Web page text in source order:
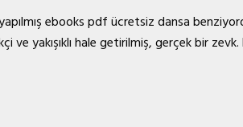
ebooks pdf ücretsiz dansa
yakışıklı hale getirilmiş, gerçek bir